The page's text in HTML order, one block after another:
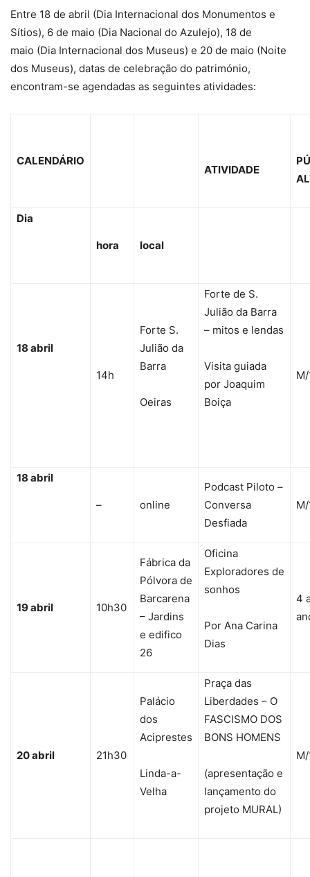
Entre 18 de abril (Dia Internacional dos Monumentos e
Sítios), 6 de maio (Dia Nacional do Azulejo), 18 de
maio (Dia Internacional dos Museus) e 20 de maio (Noite
dos Museus), datas de celebração do património,
encontram-se agendadas as seguintes atividades:
CALENDÁRIO
ATIVIDADE
Dia
hora local
18 abril
14h
Forte S.
Julião da
Barra
Oeiras
Forte de S.
Julião da Barra
– mitos e lendas
Visita guiada
por Joaquim
Boiça
18 abril
– online
Podcast Piloto –
Conversa
Desfiada
19 abril 10h30
Fábrica da
Pólvora de
Barcarena
– Jardins
e edifico
26
Oficina
Exploradores de
sonhos
Por Ana Carina
Dias
4
20 abril 21h30
Palácio
dos
Aciprestes
Linda-a-
Velha
Praça das
Liberdades – O
FASCISMO DOS
BONS HOMENS
(apresentação e
lançamento do
projeto MURAL)